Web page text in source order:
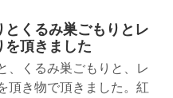
とくるみ巣ごもりとレ
を頂きました
、くるみ巣ごもりと、レ
頂き物で頂きました。紅